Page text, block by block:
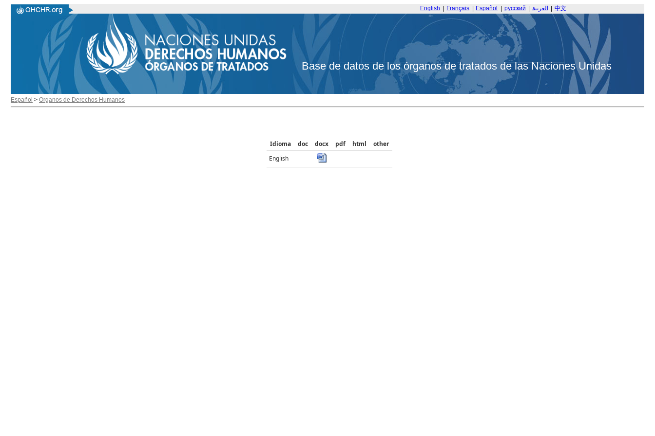
English Français Español русский العربية 中文
Base de datos de los órganos de tratados de las Naciones Unidas
Español > Organos de Derechos Humanos
Idioma doc docx pdf html
other
English